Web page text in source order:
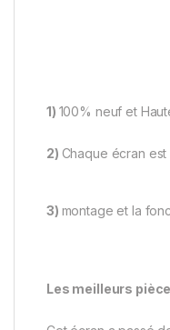
1) 100% neuf et
2) Chaque écran
3) montage et la
Les meilleurs